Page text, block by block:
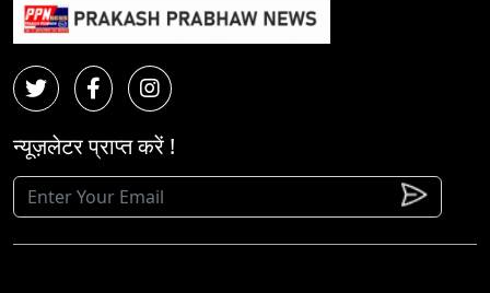
न्यूज़लेटर प्राप्त करें !